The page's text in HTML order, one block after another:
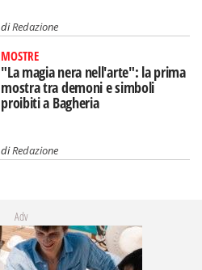
diRedazione
MOSTRE
"La magia nera nell'arte": la prima
mostra tra demoni e simboli
proibiti a Bagheria
diRedazione
Adv